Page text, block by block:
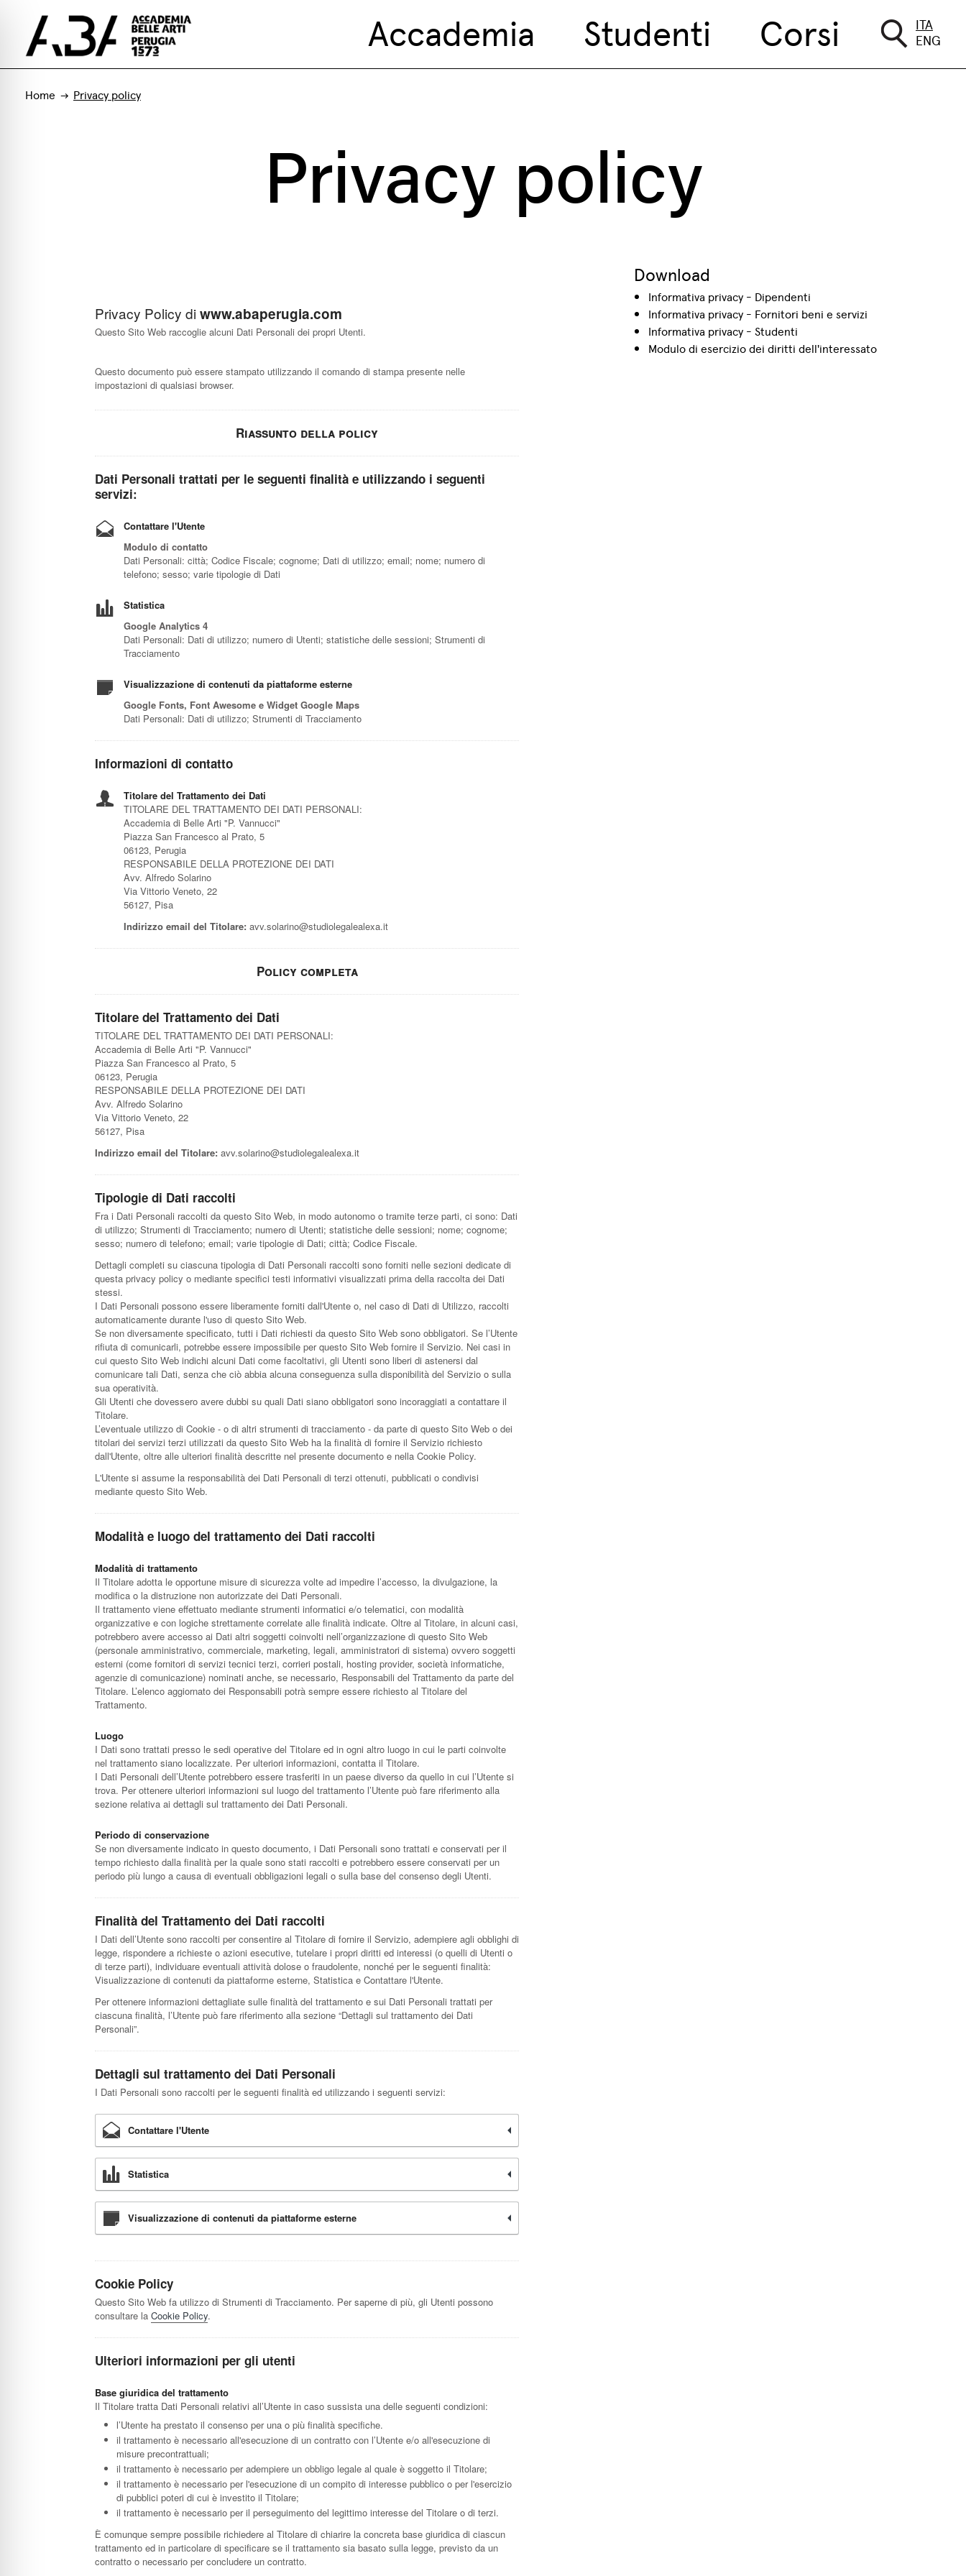
ITA
ENG
Accademia Studenti Corsi
Home Privacy policy
Privacy policy
Privacy Policy di www.abaperugia.com
Questo Sito Web raccoglie alcuni Dati Personali dei propri Utenti.
Questo documento può essere stampato utilizzando il comando di stampa presente nelle
impostazioni di qualsiasi browser.
Riassunto della policy
Dati Personali trattati per le seguenti finalità e utilizzando i seguenti
servizi:
Contattare l'Utente
Modulo di contatto
Dati Personali: città; Codice Fiscale; cognome; Dati di utilizzo; email; nome; numero di
telefono; sesso; varie tipologie di Dati
Statistica
Google Analytics 4
Dati Personali: Dati di utilizzo; numero di Utenti; statistiche delle sessioni; Strumenti di
Tracciamento
Visualizzazione di contenuti da piattaforme esterne
Google Fonts, Font Awesome e Widget Google Maps
Dati Personali: Dati di utilizzo; Strumenti di Tracciamento
Informazioni di contatto
Titolare del Trattamento dei Dati
TITOLARE DEL TRATTAMENTO DEI DATI PERSONALI:
Accademia di Belle Arti "P. Vannucci"
Piazza San Francesco al Prato, 5
06123, Perugia
RESPONSABILE DELLA PROTEZIONE DEI DATI
Avv. Alfredo Solarino
Via Vittorio Veneto, 22
56127, Pisa
Indirizzo email del Titolare: avv.solarino@studiolegalealexa.it
Policy completa
Titolare del Trattamento dei Dati
TITOLARE DEL TRATTAMENTO DEI DATI PERSONALI:
Accademia di Belle Arti "P. Vannucci"
Piazza San Francesco al Prato, 5
06123, Perugia
RESPONSABILE DELLA PROTEZIONE DEI DATI
Avv. Alfredo Solarino
Via Vittorio Veneto, 22
56127, Pisa
Indirizzo email del Titolare: avv.solarino@studiolegalealexa.it
Tipologie di Dati raccolti
Fra i Dati Personali raccolti da questo Sito Web, in modo autonomo o tramite terze parti, ci sono: Dati
di utilizzo; Strumenti di Tracciamento; numero di Utenti; statistiche delle sessioni; nome; cognome;
sesso; numero di telefono; email; varie tipologie di Dati; città; Codice Fiscale.
Dettagli completi su ciascuna tipologia di Dati Personali raccolti sono forniti nelle sezioni dedicate di
questa privacy policy o mediante specifici testi informativi visualizzati prima della raccolta dei Dati
stessi.
I Dati Personali possono essere liberamente forniti dall'Utente o, nel caso di Dati di Utilizzo, raccolti
automaticamente durante l'uso di questo Sito Web.
Se non diversamente specificato, tutti i Dati richiesti da questo Sito Web sono obbligatori. Se l’Utente
rifiuta di comunicarli, potrebbe essere impossibile per questo Sito Web fornire il Servizio. Nei casi in
cui questo Sito Web indichi alcuni Dati come facoltativi, gli Utenti sono liberi di astenersi dal
comunicare tali Dati, senza che ciò abbia alcuna conseguenza sulla disponibilità del Servizio o sulla
sua operatività.
Gli Utenti che dovessero avere dubbi su quali Dati siano obbligatori sono incoraggiati a contattare il
Titolare.
L’eventuale utilizzo di Cookie - o di altri strumenti di tracciamento - da parte di questo Sito Web o dei
titolari dei servizi terzi utilizzati da questo Sito Web ha la finalità di fornire il Servizio richiesto
dall'Utente, oltre alle ulteriori finalità descritte nel presente documento e nella Cookie Policy.
L'Utente si assume la responsabilità dei Dati Personali di terzi ottenuti, pubblicati o condivisi
mediante questo Sito Web.
Modalità e luogo del trattamento dei Dati raccolti
Modalità di trattamento
Il Titolare adotta le opportune misure di sicurezza volte ad impedire l’accesso, la divulgazione, la
modifica o la distruzione non autorizzate dei Dati Personali.
Il trattamento viene effettuato mediante strumenti informatici e/o telematici, con modalità
organizzative e con logiche strettamente correlate alle finalità indicate. Oltre al Titolare, in alcuni casi,
potrebbero avere accesso ai Dati altri soggetti coinvolti nell’organizzazione di questo Sito Web
(personale amministrativo, commerciale, marketing, legali, amministratori di sistema) ovvero soggetti
esterni (come fornitori di servizi tecnici terzi, corrieri postali, hosting provider, società informatiche,
agenzie di comunicazione) nominati anche, se necessario, Responsabili del Trattamento da parte del
Titolare. L’elenco aggiornato dei Responsabili potrà sempre essere richiesto al Titolare del
Trattamento.
Luogo
I Dati sono trattati presso le sedi operative del Titolare ed in ogni altro luogo in cui le parti coinvolte
nel trattamento siano localizzate. Per ulteriori informazioni, contatta il Titolare.
I Dati Personali dell’Utente potrebbero essere trasferiti in un paese diverso da quello in cui l’Utente si
trova. Per ottenere ulteriori informazioni sul luogo del trattamento l’Utente può fare riferimento alla
sezione relativa ai dettagli sul trattamento dei Dati Personali.
Periodo di conservazione
Se non diversamente indicato in questo documento, i Dati Personali sono trattati e conservati per il
tempo richiesto dalla finalità per la quale sono stati raccolti e potrebbero essere conservati per un
periodo più lungo a causa di eventuali obbligazioni legali o sulla base del consenso degli Utenti.
Finalità del Trattamento dei Dati raccolti
I Dati dell’Utente sono raccolti per consentire al Titolare di fornire il Servizio, adempiere agli obblighi di
legge, rispondere a richieste o azioni esecutive, tutelare i propri diritti ed interessi (o quelli di Utenti o
di terze parti), individuare eventuali attività dolose o fraudolente, nonché per le seguenti finalità:
Visualizzazione di contenuti da piattaforme esterne, Statistica e Contattare l'Utente.
Per ottenere informazioni dettagliate sulle finalità del trattamento e sui Dati Personali trattati per
ciascuna finalità, l’Utente può fare riferimento alla sezione “Dettagli sul trattamento dei Dati
Personali”.
Dettagli sul trattamento dei Dati Personali
I Dati Personali sono raccolti per le seguenti finalità ed utilizzando i seguenti servizi:
Contattare l'Utente
Statistica
Visualizzazione di contenuti da piattaforme esterne
Cookie Policy
Questo Sito Web fa utilizzo di Strumenti di Tracciamento. Per saperne di più, gli Utenti possono
consultare la Cookie Policy.
Ulteriori informazioni per gli utenti
Base giuridica del trattamento
Il Titolare tratta Dati Personali relativi all’Utente in caso sussista una delle seguenti condizioni:
l’Utente ha prestato il consenso per una o più finalità specifiche.
il trattamento è necessario all'esecuzione di un contratto con l’Utente e/o all'esecuzione di
misure precontrattuali;
il trattamento è necessario per adempiere un obbligo legale al quale è soggetto il Titolare;
il trattamento è necessario per l'esecuzione di un compito di interesse pubblico o per l'esercizio
di pubblici poteri di cui è investito il Titolare;
il trattamento è necessario per il perseguimento del legittimo interesse del Titolare o di terzi.
È comunque sempre possibile richiedere al Titolare di chiarire la concreta base giuridica di ciascun
trattamento ed in particolare di specificare se il trattamento sia basato sulla legge, previsto da un
contratto o necessario per concludere un contratto.
Download
Informativa privacy - Dipendenti
Informativa privacy - Fornitori beni e servizi
Informativa privacy - Studenti
Modulo di esercizio dei diritti dell'interessato